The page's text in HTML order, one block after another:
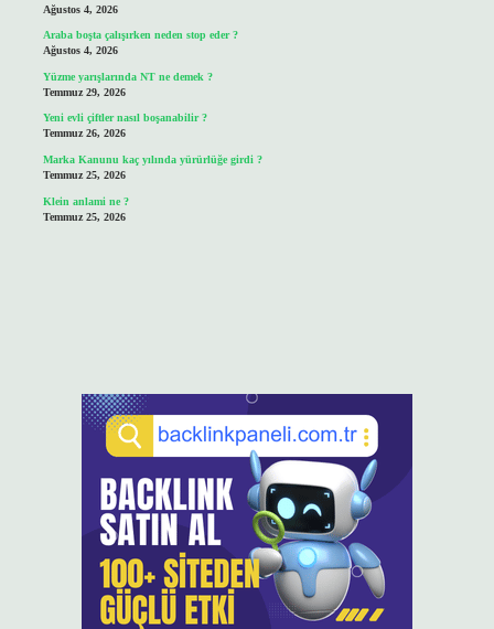
Ağustos 4, 2026
Araba boşta çalışırken neden stop eder ?
Ağustos 4, 2026
Yüzme yarışlarında NT ne demek ?
Temmuz 29, 2026
Yeni evli çiftler nasıl boşanabilir ?
Temmuz 26, 2026
Marka Kanunu kaç yılında yürürlüğe girdi ?
Temmuz 25, 2026
Klein anlami ne ?
Temmuz 25, 2026